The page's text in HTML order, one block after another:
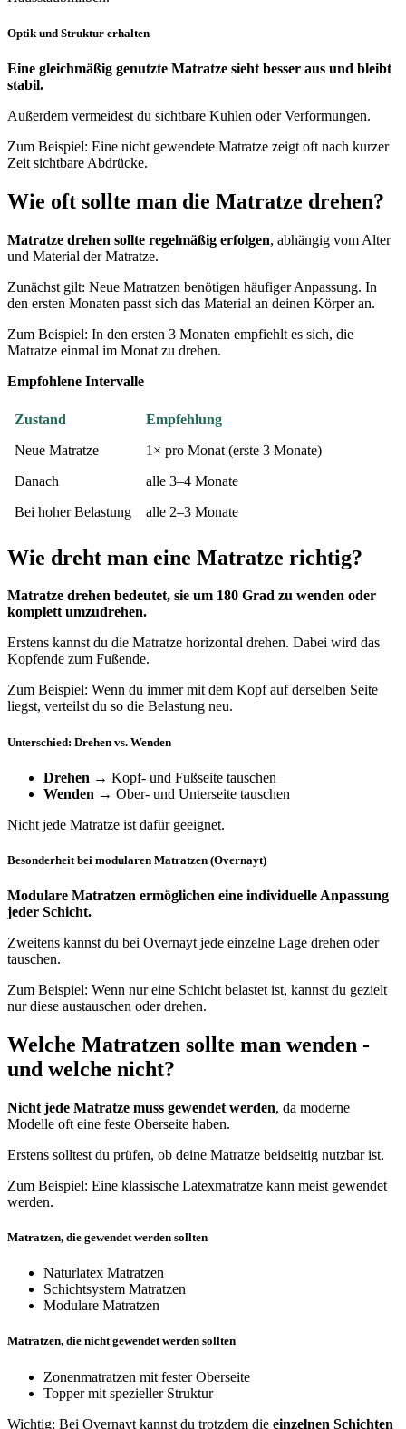
Optik und Struktur erhalten
Eine gleichmäßig genutzte Matratze sieht besser aus und bleibt
stabil.
Außerdem vermeidest du sichtbare Kuhlen oder Verformungen.
Zum Beispiel: Eine nicht gewendete Matratze zeigt oft nach kurzer
Zeit sichtbare Abdrücke.
Wie oft sollte man die Matratze drehen?
Matratze drehen sollte regelmäßig erfolgen, abhängig vom Alter
und Material der Matratze.
Zunächst gilt: Neue Matratzen benötigen häufiger Anpassung. In
den ersten Monaten passt sich das Material an deinen Körper an.
Zum Beispiel: In den ersten 3 Monaten empfiehlt es sich, die
Matratze einmal im Monat zu drehen.
Empfohlene Intervalle
Zustand
Empfehlung
Neue Matratze
1× pro Monat (erste 3 Monate)
Danach
alle 3–4 Monate
Bei hoher Belastung
alle 2–3 Monate
Wie dreht man eine Matratze richtig?
Matratze drehen bedeutet, sie um 180 Grad zu wenden oder
komplett umzudrehen.
Erstens kannst du die Matratze horizontal drehen. Dabei wird das
Kopfende zum Fußende.
Zum Beispiel: Wenn du immer mit dem Kopf auf derselben Seite
liegst, verteilst du so die Belastung neu.
Unterschied: Drehen vs. Wenden
Drehen → Kopf- und Fußseite tauschen
Wenden → Ober- und Unterseite tauschen
Nicht jede Matratze ist dafür geeignet.
Besonderheit bei modularen Matratzen (Overnayt)
Modulare Matratzen ermöglichen eine individuelle Anpassung
jeder Schicht.
Zweitens kannst du bei Overnayt jede einzelne Lage drehen oder
tauschen.
Zum Beispiel: Wenn nur eine Schicht belastet ist, kannst du gezielt
nur diese austauschen oder drehen.
Welche Matratzen sollte man wenden -
und welche nicht?
Nicht jede Matratze muss gewendet werden, da moderne
Modelle oft eine feste Oberseite haben.
Erstens solltest du prüfen, ob deine Matratze beidseitig nutzbar ist.
Zum Beispiel: Eine klassische Latexmatratze kann meist gewendet
werden.
Matratzen, die gewendet werden sollten
Naturlatex Matratzen
Schichtsystem Matratzen
Modulare Matratzen
Matratzen, die nicht gewendet werden sollten
Zonenmatratzen mit fester Oberseite
Topper mit spezieller Struktur
Wichtig: Bei Overnayt kannst du trotzdem die einzelnen Schichten